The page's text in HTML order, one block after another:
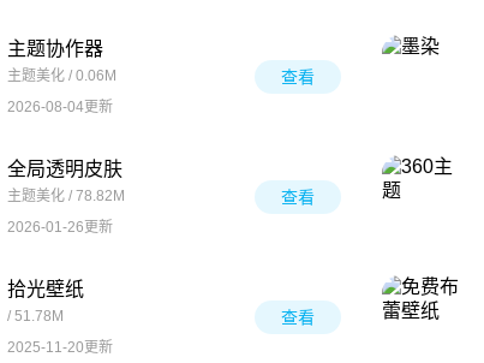
主题协作器
主题美化 / 0.06M
2026-08-04更新
查看
全局透明皮肤
主题美化 / 78.82M
2026-01-26更新
查看
拾光壁纸
/ 51.78M
2025-11-20更新
查看